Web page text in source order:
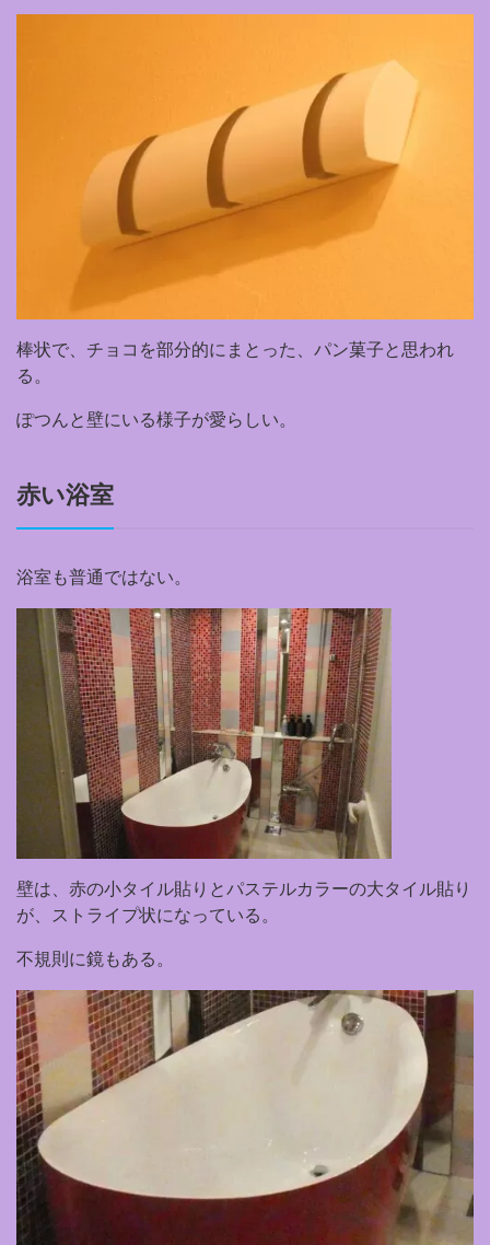
棒状で、チョコを部分的にまとった、パン菓子と思われ
る。
ぽつんと壁にいる様子が愛らしい。
赤い浴室
浴室も普通ではない。
壁は、赤の小タイル貼りとパステルカラーの大タイル貼り
が、ストライプ状になっている。
不規則に鏡もある。